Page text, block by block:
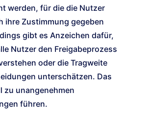
werden, für die die Nutzer
ihre Zustimmung gegeben
gibt es Anzeichen dafür,
Nutzer den Freigabeprozess
oder die Tragweite
unterschätzen. Das
zu unangenehmen
führen.